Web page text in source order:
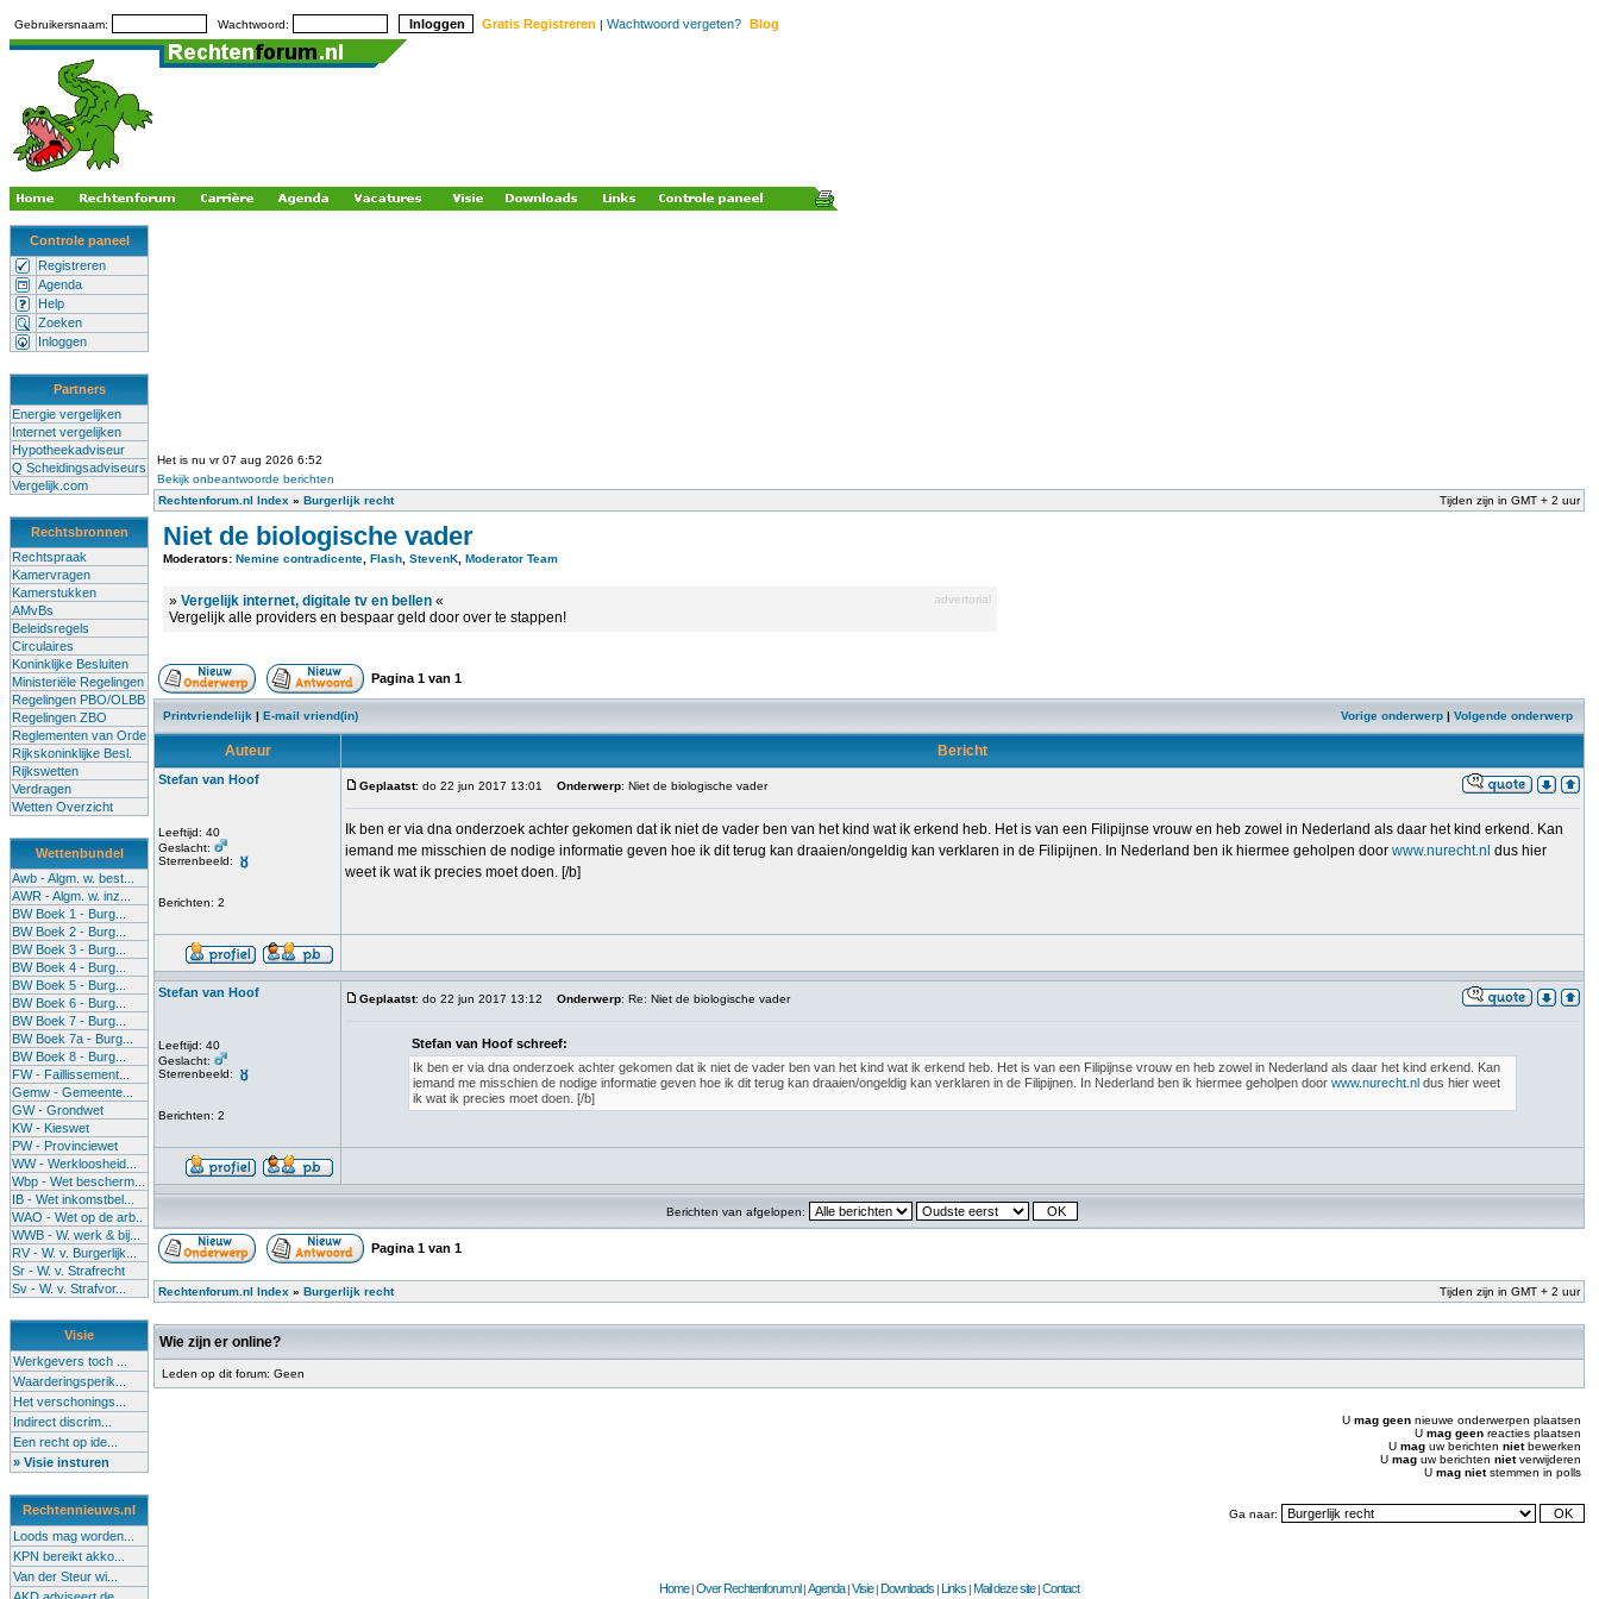
Gebruikersnaam: Wachtwoord: Gratis Registreren | Wachtwoord vergeten? Blog
Controle paneel
Registreren
Agenda
Help
Zoeken
Inloggen
Partners
Energie vergelijken
Internet vergelijken
Hypotheekadviseur
Q Scheidingsadviseurs
Vergelijk.com
Rechtsbronnen
Rechtspraak
Kamervragen
Kamerstukken
AMvBs
Beleidsregels
Circulaires
Koninklijke Besluiten
Ministeriële Regelingen
Regelingen PBO/OLBB
Regelingen ZBO
Reglementen van Orde
Rijkskoninklijke Besl.
Rijkswetten
Verdragen
Wetten Overzicht
Wettenbundel
Awb - Algm. w. best...
AWR - Algm. w. inz...
BW Boek 1 - Burg...
BW Boek 2 - Burg...
BW Boek 3 - Burg...
BW Boek 4 - Burg...
BW Boek 5 - Burg...
BW Boek 6 - Burg...
BW Boek 7 - Burg...
BW Boek 7a - Burg...
BW Boek 8 - Burg...
FW - Faillissement...
Gemw - Gemeente...
GW - Grondwet
KW - Kieswet
PW - Provinciewet
WW - Werkloosheid...
Wbp - Wet bescherm...
IB - Wet inkomstbel...
WAO - Wet op de arb..
WWB - W. werk & bij...
RV - W. v. Burgerlijk...
Sr - W. v. Strafrecht
Sv - W. v. Strafvor...
Visie
Werkgevers toch ...
Waarderingsperik...
Het verschonings...
Indirect discrim...
Een recht op ide...
» Visie insturen
Rechtennieuws.nl
Loods mag worden...
KPN bereikt akko...
Van der Steur wi...
Het is nu vr 07 aug 2026 6:52
Bekijk onbeantwoorde berichten
Rechtenforum.nl Index » Burgerlijk recht Tijden zijn in GMT + 2 uur
Niet de biologische vader
Moderators: Nemine contradicente Flash StevenK Moderator Team
» Vergelijk internet, digitale tv en bellen « advertorial
Vergelijk alle providers en bespaar geld door over te stappen!
Pagina 1 van 1
Printvriendelijk | E-mail vriend(in) Vorige onderwerp | Volgende onderwerp
Auteur Bericht
Stefan van Hoof
Leeftijd: 40
Geslacht:
Sterrenbeeld:
Berichten: 2
Geplaatst: do 22 jun 2017 13:01 Onderwerp: Niet de biologische vader
Ik ben er via dna onderzoek achter gekomen dat ik niet de vader ben van het kind wat ik erkend heb. Het is van een Filipijnse vrouw en heb zowel in Nederland als daar het kind erkend. Kan
iemand me misschien de nodige informatie geven hoe ik dit terug kan draaien/ongeldig kan verklaren in de Filipijnen. In Nederland ben ik hiermee geholpen door www.nurecht.nl dus hier
weet ik wat ik precies moet doen. [/b]
Stefan van Hoof
Leeftijd: 40
Geslacht:
Sterrenbeeld:
Berichten: 2
Geplaatst: do 22 jun 2017 13:12 Onderwerp: Re: Niet de biologische vader
Stefan van Hoof schreef:
Ik ben er via dna onderzoek achter gekomen dat ik niet de vader ben van het kind wat ik erkend heb. Het is van een Filipijnse vrouw en heb zowel in Nederland als daar het kind erkend. Kan
iemand me misschien de nodige informatie geven hoe ik dit terug kan draaien/ongeldig kan verklaren in de Filipijnen. In Nederland ben ik hiermee geholpen door www.nurecht.nl dus hier weet
ik wat ik precies moet doen. [/b]
Berichten van afgelopen:
Pagina 1 van 1
Rechtenforum.nl Index » Burgerlijk recht Tijden zijn in GMT + 2 uur
Wie zijn er online?
Leden op dit forum: Geen
U mag geen nieuwe onderwerpen plaatsen
U mag geen reacties plaatsen
U mag uw berichten nietbewerken
U mag uw berichten nietverwijderen
U mag nietstemmen in polls
Ga naar:
Home|Over Rechtenforum.nl |Agenda|Visie|Downloads |Links |Mail deze site|Contact